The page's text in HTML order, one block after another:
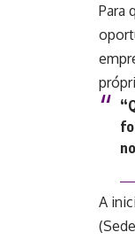
Para
A